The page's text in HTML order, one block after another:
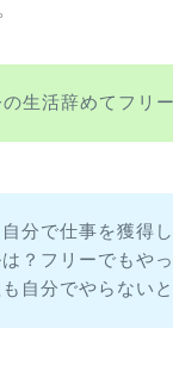
の生活辞めてフリ
分で仕事を獲得
は？フリーでもや
自分でやらない